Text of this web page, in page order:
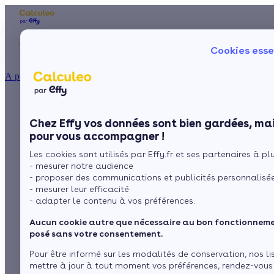
Cookies
Chez Effy vos données sont bien gardées,
pour vous accompagner !
Les cookies sont utilisés par Effy.fr et ses partenaires à
- mesurer notre audience
- proposer des communications et publicités
- mesurer leur efficacité
- adapter le contenu à vos préférences.
Aucun cookie autre que nécessaire au bon
posé sans votre consentement.
Pour être informé sur les modalités de conservation, nos
mettre à jour à tout moment vos préférences, rendez-
À propos
Ma Prime Rénov'
Le chèque énergie
La TVA réduite
L'éco-prêt à taux zéro
Trouver mes aides
Nos conseils
Sol
Fenêtres
Isolation des murs :
doublage sous
ossature métallique
Sommaire
Faites appel à un professionnel qualifié